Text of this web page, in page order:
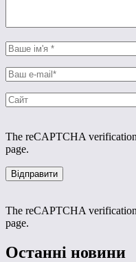
The reCAPTCHA
page.
The reCAPTCHA
page.
Останні новини